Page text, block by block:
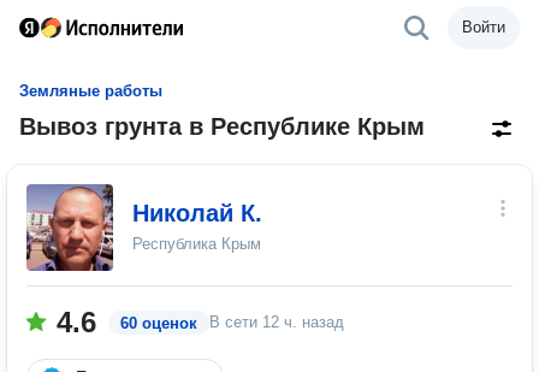
Войти
Земляные работы
Вывоз грунта в Республике Крым
Николай К.
Республика Крым
4.6 60 оценок В сети 12 ч. назад